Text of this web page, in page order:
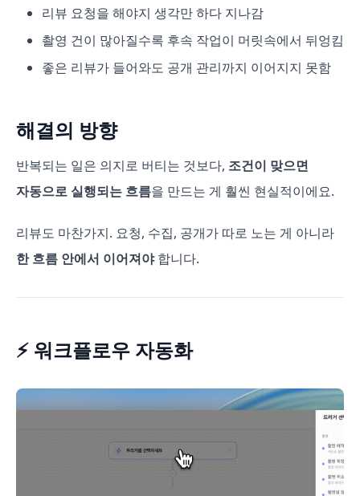
리뷰 요청을 해야지 생각만 하다 지나감
촬영 건이 많아질수록 후속 작업이 머릿속에서 뒤엉킴
좋은 리뷰가 들어와도 공개 관리까지 이어지지 못함
해결의 방향
반복되는 일은 의지로 버티는 것보다, 조건이 맞으면
자동으로 실행되는 흐름을 만드는 게 훨씬 현실적이에요.
리뷰도 마찬가지. 요청, 수집, 공개가 따로 노는 게 아니라
한 흐름 안에서 이어져야합니다.
⚡ 워크플로우 자동화